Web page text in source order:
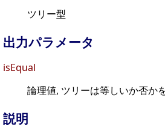
ツリー型
出力パラメータ
isEqual
論理値, ツリーは等しいか否か
説明